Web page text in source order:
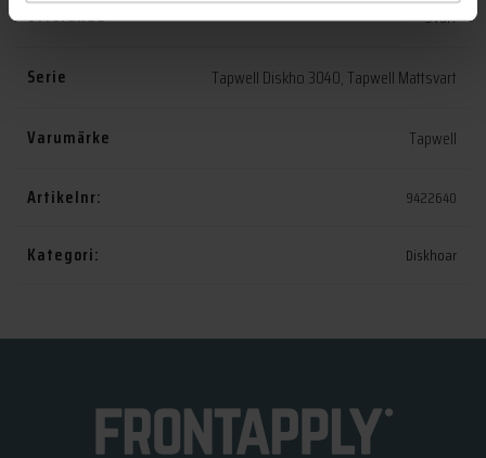
Utförande Svart
Serie Tapwell Diskho 3040, Tapwell Mattsvart
Varumärke Tapwell
Artikelnr: 9422640
Kategori: Diskhoar